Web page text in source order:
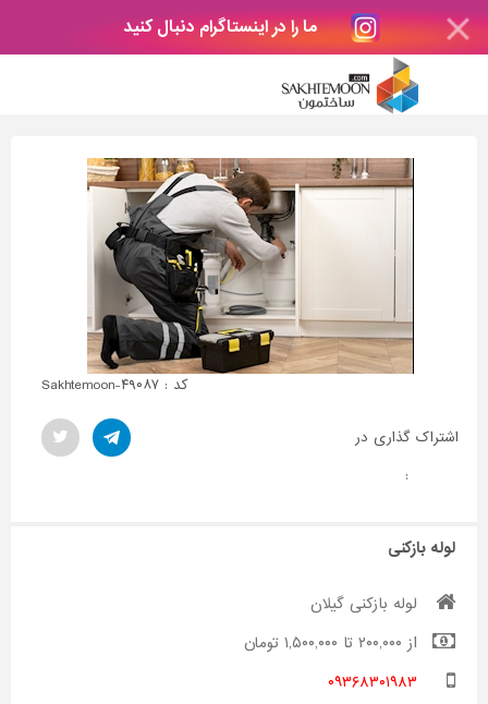
ما را در اینستاگرام دنبال کنید
کد : Sakhtemoon-۴۹۰۸۷
اشتراک گذاری در
:
لوله بازکنی
لوله بازکنی گیلان
از ۲۰۰,۰۰۰ تا ۱,۵۰۰,۰۰۰ تومان
۰۹۳۶۸۳۰۱۹۸۳